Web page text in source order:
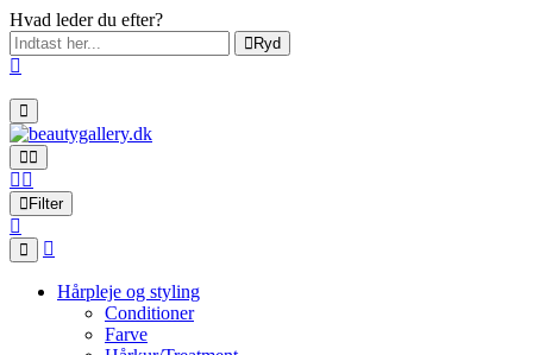
Hvad leder du efter?
Ryd
Filter
Hårpleje og styling
Conditioner
Farve